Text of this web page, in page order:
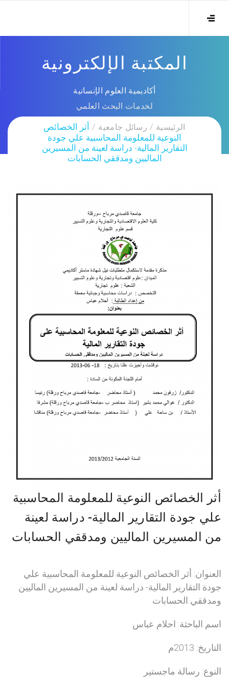
المكتبة الإلكترونية
أكاديمية العلوم الإنسانية
لخدمات البحث العلمي
الرئيسية رسائل جامعية
أثر الخصائص
النوعية للمعلومة المحاسبية علي جودة
التقارير المالية- دراسة لعينة من المسيرين
الماليين ومدققي الحسابات
أثر الخصائص النوعية للمعلومة المحاسبية
علي جودة التقارير المالية- دراسة لعينة
من المسيرين الماليين ومدققي الحسابات
العنوان: أثر الخصائص النوعية للمعلومة المحاسبية علي
جودة التقارير المالية- دراسة لعينة من المسيرين الماليين
ومدققي الحسابات
اسم الباحثة: احلام عباس
التاريخ: 2013م
النوع: رسالة ماجستير